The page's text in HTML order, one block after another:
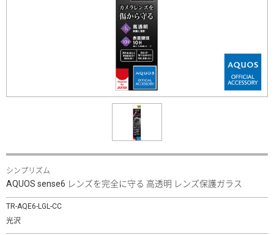
シンプリズム
AQUOS sense6 レンズを完全に守る 高透明 レンズ保護ガラス
TR-AQE6-LGL-CC
光沢